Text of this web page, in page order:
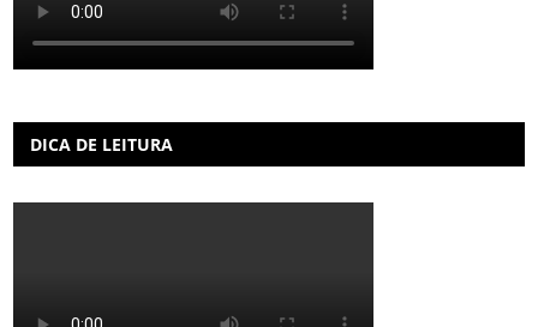
DICA DE LEITURA